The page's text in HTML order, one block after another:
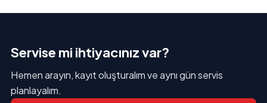
Servise mi ihtiyacınız var?
Hemen arayın, kayıt oluşturalım ve aynı gün servis
planlayalım.